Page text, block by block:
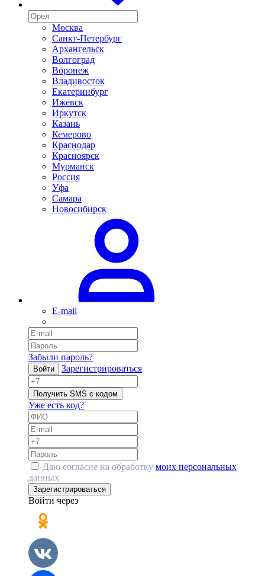
Москва
Санкт-Петербург
Архангельск
Волгоград
Воронеж
Владивосток
Екатеринбург
Ижевск
Иркутск
Казань
Кемерово
Краснодар
Красноярск
Мурманск
Россия
Уфа
Самара
Новосибирск
E-mail
Забыли пароль?
Войти Зарегистрироваться
Получить SMS с кодом
Уже есть код?
Даю согласие на обработку моих персональных
данных
Зарегистрироваться
Войти через